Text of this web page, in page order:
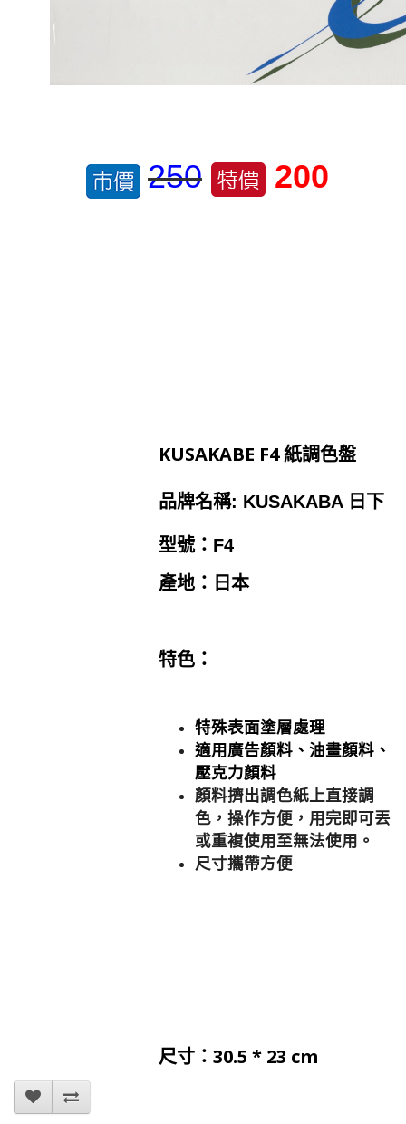
250 200
KUSAKABE F4 紙調色盤
品牌名稱: KUSAKABA 日下
型號：F4
產地：日本
特色：
特殊表面塗層處理
適用廣告顏料、油畫顏料、
壓克力顏料
顏料擠出調色紙上直接調
色，操作方便，用完即可丟
或重複使用至無法使用。
尺寸攜帶方便
尺寸：30.5 * 23 cm